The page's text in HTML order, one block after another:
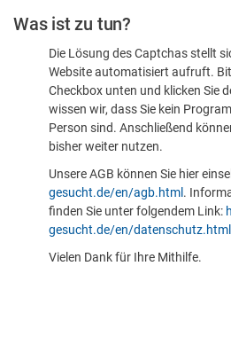
sind
Was ist zu tun?
Die Lösung des Captchas stellt
Website automatisiert aufruft.
Checkbox unten und klicken Sie
wissen wir, dass Sie kein
Person sind. Anschließend
bisher weiter nutzen.
Unsere AGB können Sie hier
gesucht.de/en/agb.html .
finden Sie unter folgendem Link:
gesucht.de/en/datenschutz.html
Vielen Dank für Ihre Mithilfe.